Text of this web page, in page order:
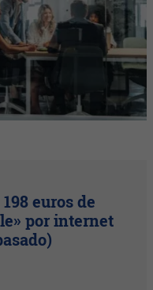
euros de
por internet